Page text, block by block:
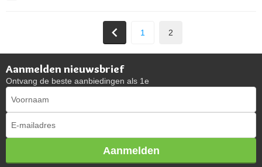
1 2
Aanmelden nieuwsbrief
Ontvang de beste aanbiedingen als 1e
Aanmelden